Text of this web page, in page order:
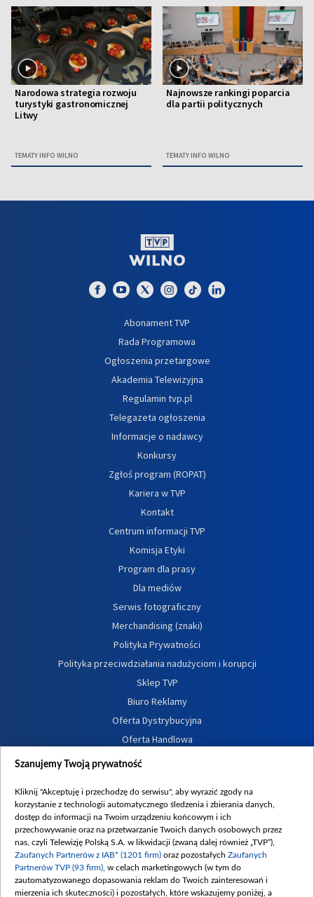
Narodowa strategia rozwoju
turystyki gastronomicznej
Litwy
TEMATY INFO WILNO
Najnowsze rankingi poparcia
dla partii politycznych
TEMATY INFO WILNO
Abonament TVP
Rada Programowa
Ogłoszenia przetargowe
Akademia Telewizyjna
Regulamin tvp.pl
Telegazeta ogłoszenia
Informacje o nadawcy
Konkursy
Zgłoś program (ROPAT)
Kariera w TVP
Kontakt
Centrum informacji TVP
Komisja Etyki
Program dla prasy
Dla mediów
Serwis fotograficzny
Merchandising (znaki)
Polityka Prywatności
Polityka przeciwdziałania nadużyciom i korupcji
Sklep TVP
Biuro Reklamy
Oferta Dystrybucyjna
Oferta Handlowa
Dostępność
Procedura zgłoszeń wewnętrznych
Szanujemy Twoją prywatność
Kliknij "Akceptuję i przechodzę do serwisu", aby wyrazić zgody na
korzystanie z technologii automatycznego śledzenia i zbierania danych,
dostęp do informacji na Twoim urządzeniu końcowym i ich
przechowywanie oraz na przetwarzanie Twoich danych osobowych przez
nas, czyli Telewizję Polską S.A. w likwidacji (zwaną dalej również „TVP”),
Zaufanych Partnerów z IAB* (1201 firm) oraz pozostałych Zaufanych
Partnerów TVP (93 firm) , w celach marketingowych (w tym do
zautomatyzowanego dopasowania reklam do Twoich zainteresowań i
mierzenia ich skuteczności) i pozostałych, które wskazujemy poniżej, a